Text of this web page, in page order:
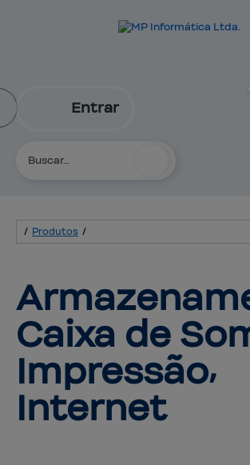
Entrar
/ Produtos /
Impressão⸴
Internet